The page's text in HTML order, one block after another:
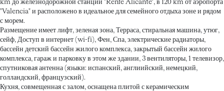
km до железнодорожной станции "Renfe Alicante", в 120 km от аэропорта
"Valencia" и расположено в идеальное для семейного отдыха зоне и рядом
с морем.
Размещение имеет лифт, зеленая зона, Терраса, стиральная машина, утюг,
сейф, Доступ в интернет (wi-fi), Фен, Спа, электрические радиаторы,
бассейн детский бассейн жилого комплекса, закрытый бассейн жилого
комплекса, гараж и парковку в этом же здании, 3 вентиляторы, 1 телевизор,
спутниковая антенна (языки: испанский, англиийский, немецкий,
голландский, французский).
Кухня, совмещенная с залом, оснащена плитой с керамическим